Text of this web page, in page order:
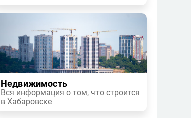
Недвижимость
Вся информация о том, что строится
в Хабаровске